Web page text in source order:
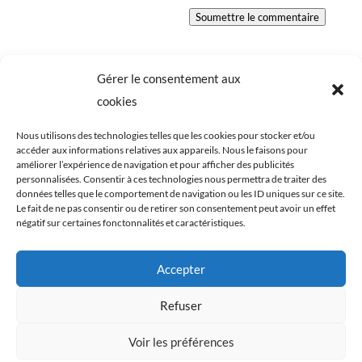
Gérer le consentement aux
cookies
Nous utilisons des technologies telles que les cookies pour stocker et/ou
accéder aux informations relatives aux appareils. Nous le faisons pour
améliorer l’expérience de navigation et pour afficher des publicités
personnalisées. Consentir à ces technologies nous permettra de traiter des
données telles que le comportement de navigation ou les ID uniques sur ce site.
Le fait de ne pas consentir ou de retirer son consentement peut avoir un effet
négatif sur certaines fonctonnalités et caractéristiques.
Accepter
Refuser
Voir les préférences
Soumettre le commentaire
Tous les éléments du blog Cookismo (articles,
recettes, photographies) sont ma propriété
exclusive. Ils sont protégés par les lois relatives aux
reproduction, de tout ou en partie, est strictement